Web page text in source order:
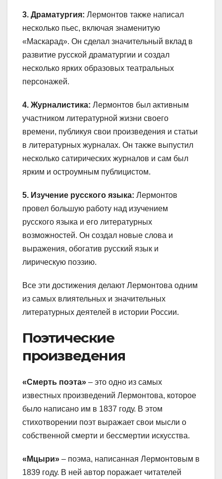
3. Драматургия: Лермонтов также написал
несколько пьес, включая знаменитую
«Маскарад». Он сделал значительный вклад в
развитие русской драматургии и создал
несколько ярких образовых театральных
персонажей.
4. Журналистика: Лермонтов был активным
участником литературной жизни своего
времени, публикуя свои произведения и статьи
в литературных журналах. Он также выпустил
несколько сатирических журналов и сам был
ярким и остроумным публицистом.
5. Изучение русского языка: Лермонтов
провел большую работу над изучением
русского языка и его литературных
возможностей. Он создал новые слова и
выражения, обогатив русский язык и
лирическую поэзию.
Все эти достижения делают Лермонтова одним
из самых влиятельных и значительных
литературных деятелей в истории России.
Поэтические
произведения
«Смерть поэта» – это одно из самых
известных произведений Лермонтова, которое
было написано им в 1837 году. В этом
стихотворении поэт выражает свои мысли о
собственной смерти и бессмертии искусства.
«Мцыри» – поэма, написанная Лермонтовым в
1839 году. В ней автор поражает читателей